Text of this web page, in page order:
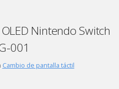
Nintendo Switch
001
Cambio de pantalla táctil